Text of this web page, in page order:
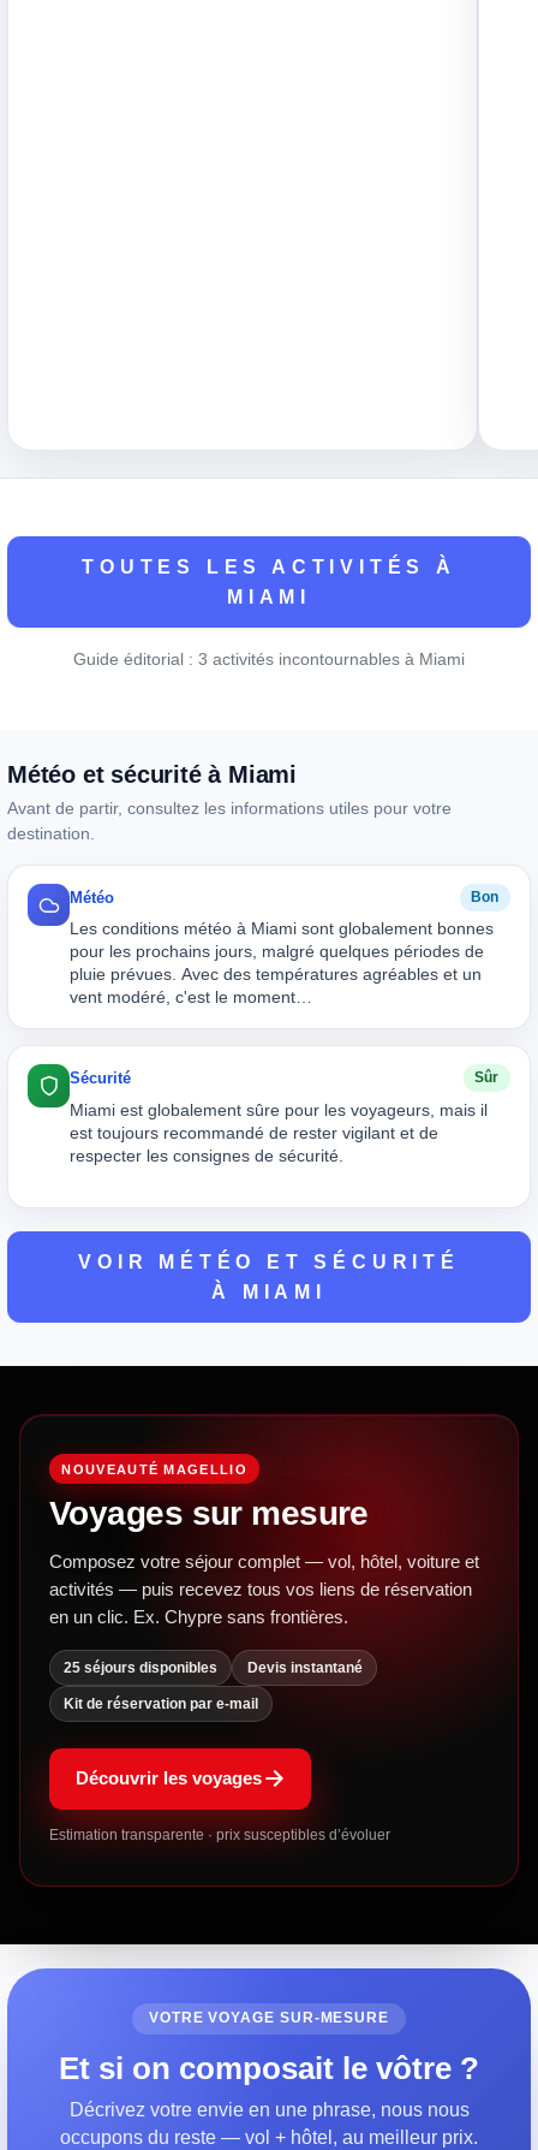
TOUTES LES ACTIVITÉS À
MIAMI
Guide éditorial : 3 activités incontournables à Miami
Météo et sécurité à Miami
Avant de partir, consultez les informations utiles pour votre
destination.
Météo Bon
Les conditions météo à Miami sont globalement bonnes
pour les prochains jours, malgré quelques périodes de
pluie prévues. Avec des températures agréables et un
vent modéré, c'est le moment…
Sécurité Sûr
Miami est globalement sûre pour les voyageurs, mais il
est toujours recommandé de rester vigilant et de
respecter les consignes de sécurité.
VOIR MÉTÉO ET SÉCURITÉ
À MIAMI
NOUVEAUTÉ MAGELLIO
Voyages sur mesure
Composez votre séjour complet — vol, hôtel, voiture et
activités — puis recevez tous vos liens de réservation
en un clic. Ex. Chypre sans frontières.
25 séjours disponibles Devis instantané
Kit de réservation par e-mail
Découvrir les voyages
Estimation transparente · prix susceptibles d’évoluer
VOTRE VOYAGE SUR-MESURE
Et si on composait le vôtre ?
Décrivez votre envie en une phrase, nous nous
occupons du reste — vol + hôtel, au meilleur prix.